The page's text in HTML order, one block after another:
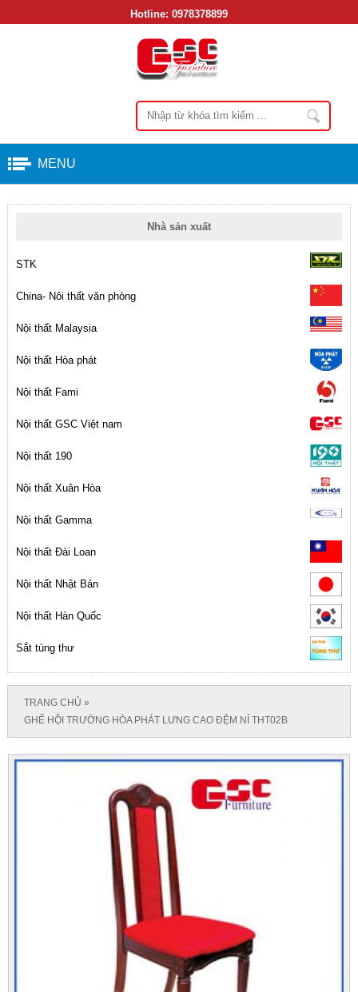
Hotline: 0978378899
MENU
Nhà sản xuất
STK
China- Nôi thất văn phòng
Nội thất Malaysia
Nội thất Hòa phát
Nội thất Fami
Nội thất GSC Việt nam
Nội thất 190
Nội thất Xuân Hòa
Nội thất Gamma
Nội thất Đài Loan
Nội thất Nhật Bản
Nội thất Hàn Quốc
Sắt tùng thư
TRANG CHỦ
GHẾ HỘI TRƯỜNG HÒA PHÁT LƯNG CAO ĐỆM NỈ THT02B